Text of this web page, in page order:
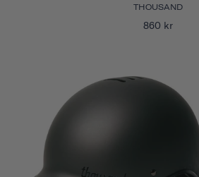
THOUSAND
860 kr